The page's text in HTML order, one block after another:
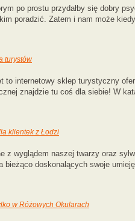
po prostu przydałby się dobry
poradzić. Zatem i nam może
turystów
to internetowy sklep turystyczny
znajdzie tu coś dla siebie! W
klientek z Łodzi
z wyglądem naszej twarzy oraz
bieżąco doskonalących swoje
w Różowych Okularach